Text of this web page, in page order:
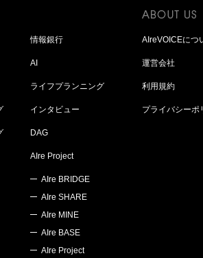
情報銀行
AI
ライフプランニング
インタビュー
DAG
AIre Project
AIre BRIDGE
AIre SHARE
AIre MINE
AIre BASE
AIre Project
AIreVOICEにつ
運営会社
利用規約
プライバシーポ